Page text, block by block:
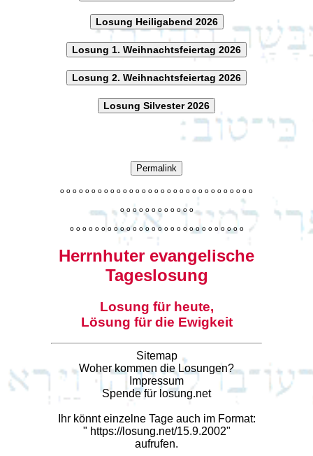
Losung Heiligabend 2026
Losung 1. Weihnachtsfeiertag 2026
Losung 2. Weihnachtsfeiertag 2026
Losung Silvester 2026
Permalink
o o o o o o o o o o o o o o o o o o o o o o o o o o o o o o o
o o o o o o o o o o o o
o o o o o o o o o o o o o o o o o o o o o o o o o o o o
Herrnhuter evangelische
Tageslosung
Losung für heute,
Lösung für die Ewigkeit
Sitemap
Woher kommen die Losungen?
Impressum
Spende für losung.net
Ihr könnt einzelne Tage auch im Format:
" https://losung.net/15.9.2002"
aufrufen.